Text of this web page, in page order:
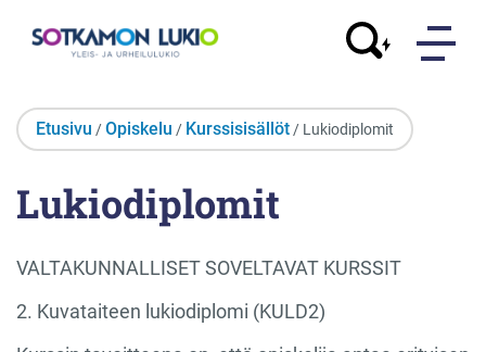
Etusivu /Opiskelu / Kurssisisällöt / Lukiodiplomit
Lukiodiplomit
VALTAKUNNALLISET SOVELTAVAT KURSSIT
2. Kuvataiteen lukiodiplomi (KULD2)